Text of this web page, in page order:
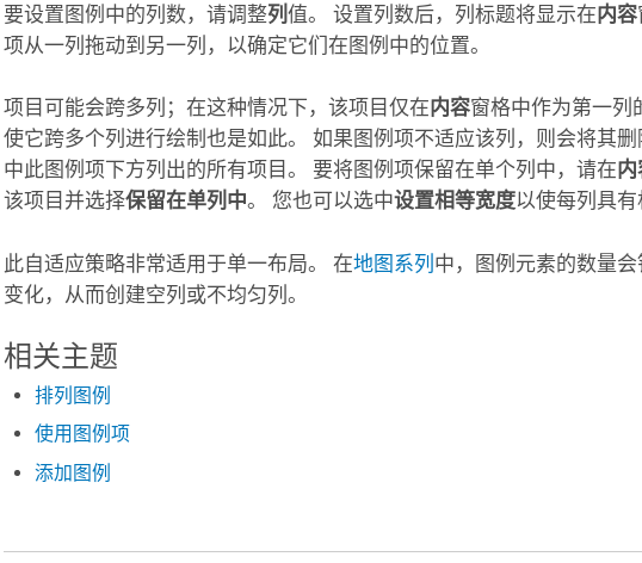
要设置图例中的列数，请调整列值。 设置列数后，列标题将显示在内容
项从一列拖动到另一列，以确定它们在图例中的位置。
项目可能会跨多列；在这种情况下，该项目仅在内容窗格中作为第一列
使它跨多个列进行绘制也是如此。 如果图例项不适应该列，则会将其删
中此图例项下方列出的所有项目。 要将图例项保留在单个列中，请在
该项目并选择保留在单列中。 您也可以选中设置相等宽度以使每列具有
此自适应策略非常适用于单一布局。 在地图系列 中，图例元素的数量
变化，从而创建空列或不均匀列。
相关主题
排列图例
使用图例项
添加图例